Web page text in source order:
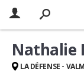
Nathalie
LA DÉFENSE -